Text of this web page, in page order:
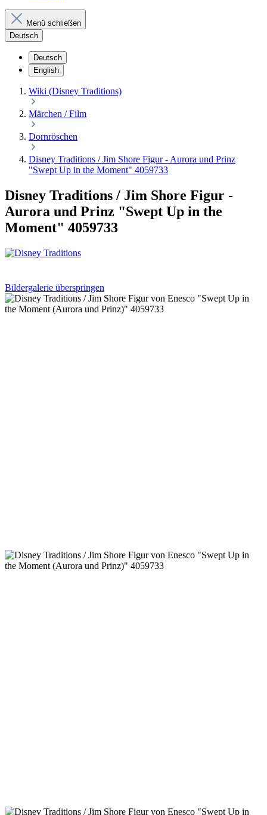
Menü schließen
Deutsch
Deutsch
English
Wiki (Disney Traditions)
Märchen / Film
Dornröschen
Disney Traditions / Jim Shore Figur - Aurora und Prinz
"Swept Up in the Moment" 4059733
Disney Traditions / Jim Shore Figur -
Aurora und Prinz "Swept Up in the
Moment" 4059733
Bildergalerie überspringen